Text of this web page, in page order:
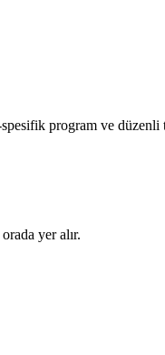
program ve
yer alır.